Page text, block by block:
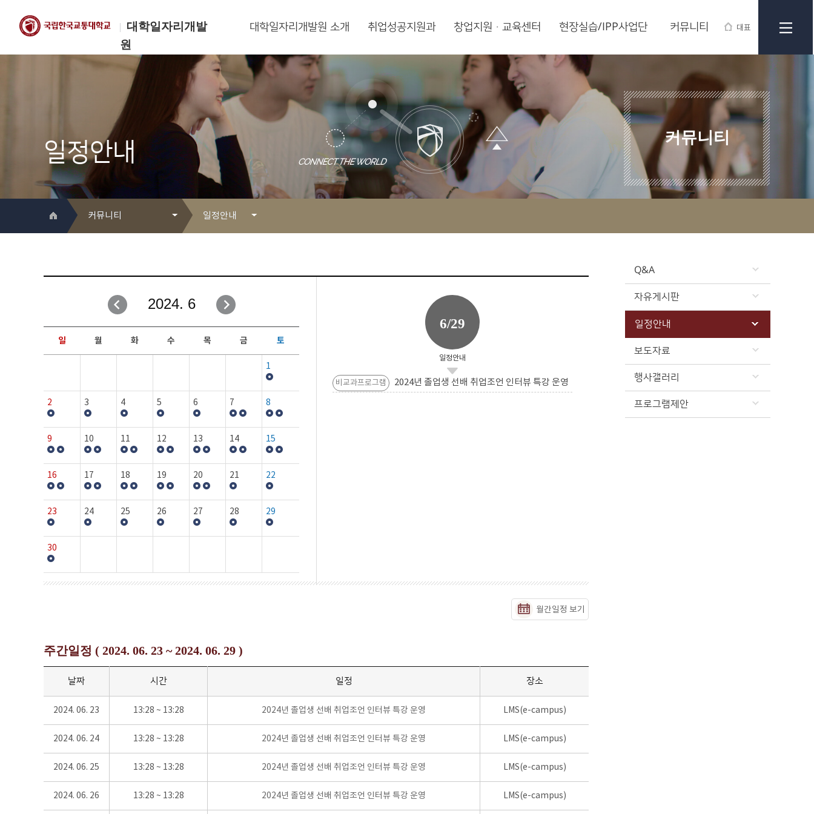
대학일자리개발
원
대표
한국교통대학교
대학일자리개발원
대학일자리개발원 소개 취업성공지원과 창업지원·교육센터 현장실습/IPP사업단 커뮤니티
일정안내
커뮤니티
커뮤니티
취업성공지원과
창업지원·교육센터
현장실습/IPP사업단
커뮤니티
일정안내
자유게시판
일정안내
보도자료
행사갤러리
Q&A
자유게시판
일정안내
보도자료
행사갤러리
프로그램제안
2024. 6
일 월 화 수 목 금 토
1
2 3 4 5 6 7 8
9 10 11 12 13 14 15
16 17 18 19 20 21 22
23 24 25 26 27 28 29
30
6/29
일정안내
비교과프로그램 2024년 졸업생 선배 취업조언 인터뷰 특강 운영
월간일정 보기
주간일정 ( 2024. 06. 23 ~ 2024. 06. 29 )
날짜 시간 일정 장소
2024. 06. 23 13:28 ~ 13:28 2024년 졸업생 선배 취업조언 인터뷰 특강 운영 LMS(e-campus)
2024. 06. 24 13:28 ~ 13:28 2024년 졸업생 선배 취업조언 인터뷰 특강 운영 LMS(e-campus)
2024. 06. 25 13:28 ~ 13:28 2024년 졸업생 선배 취업조언 인터뷰 특강 운영 LMS(e-campus)
2024. 06. 26 13:28 ~ 13:28 2024년 졸업생 선배 취업조언 인터뷰 특강 운영 LMS(e-campus)